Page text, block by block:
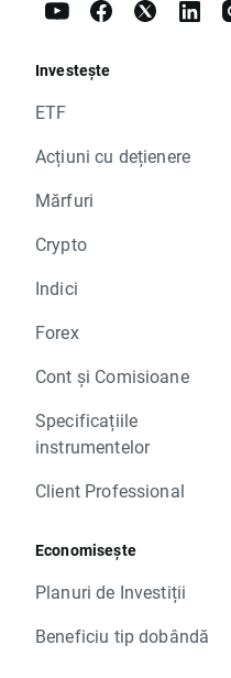
Investește
ETF
Acțiuni cu dețienere
Mărfuri
Crypto
Indici
Forex
Cont și Comisioane
Specificațiile
instrumentelor
Client Professional
Economisește
Planuri de Investiții
Beneficiu tip dobândă